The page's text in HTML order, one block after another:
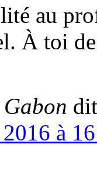
au
À toi
2016 à